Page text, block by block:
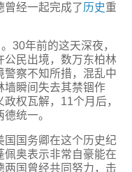
曾经一起完成了历史重
30年前的这天深夜，
民出境，数万东柏林
警察不知所措，混乱中
墙瞬间失去其禁锢作
权瓦解，11个月后，
统一。
国务卿在这个历史纪
佩奥表示非常自豪能在
两国曾经共同努力，击